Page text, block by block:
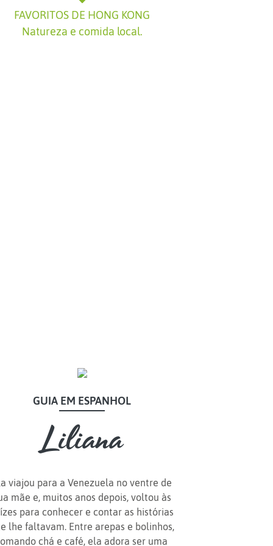
FAVORITOS DE HONG KONG
Natureza e comida local.
Hong Kong é uma
fusão eterna de
GUIA EM ESPANHOL
Liliana
viajou para a Venezuela no ventre de
mãe e, muitos anos depois, voltou às
para conhecer e contar as histórias
lhe faltavam. Entre arepas e bolinhos,
chá e café, ela adora ser uma
GUIA EM ESPANHOL
Liliana
Hong Kong é a
mistura perfeita entre
o melhor do Oriente e